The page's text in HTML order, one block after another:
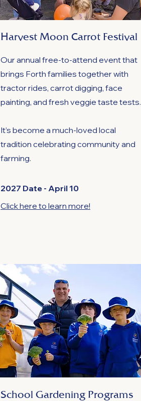
Harvest Moon Carrot Festival
Our annual free-to-attend event that
brings Forth families together with
tractor rides, carrot digging, face
painting, and fresh veggie taste tests.
It’s become a much-loved local
tradition celebrating community and
farming.
2027 Date - April 10
Click here to learn more!
School Gardening Programs